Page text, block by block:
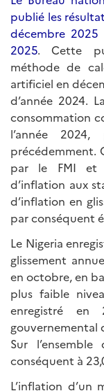
publié les
décembre 2025
2025. Cette
méthode de
artificiel en
d’année 2024.
consommation
l’année 2024,
précédemment.
par le FMI et
d’inflation aux
d’inflation en
par conséquent
Le Nigeria
glissement
en octobre, en
plus faible
enregistré en
gouvernemental
Sur
conséquent à
L’inflation d’un